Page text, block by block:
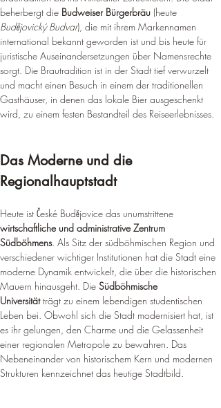
beherbergt die Budweiser Bürgerbräu (heute
Budějovický Budvar), die mit ihrem Markennamen
international bekannt geworden ist und bis heute für
juristische Auseinandersetzungen über Namensrechte
sorgt. Die Brautradition ist in der Stadt tief verwurzelt
und macht einen Besuch in einem der traditionellen
Gasthäuser, in denen das lokale Bier ausgeschenkt
wird, zu einem festen Bestandteil des Reiseerlebnisses.
Das Moderne und die
Regionalhauptstadt
Heute ist České Budějovice das unumstrittene
wirtschaftliche und administrative Zentrum
Südböhmens. Als Sitz der südböhmischen Region und
verschiedener wichtiger Institutionen hat die Stadt eine
moderne Dynamik entwickelt, die über die historischen
Mauern hinausgeht. Die Südböhmische
Universität trägt zu einem lebendigen studentischen
Leben bei. Obwohl sich die Stadt modernisiert hat, ist
es ihr gelungen, den Charme und die Gelassenheit
einer regionalen Metropole zu bewahren. Das
Nebeneinander von historischem Kern und modernen
Strukturen kennzeichnet das heutige Stadtbild.